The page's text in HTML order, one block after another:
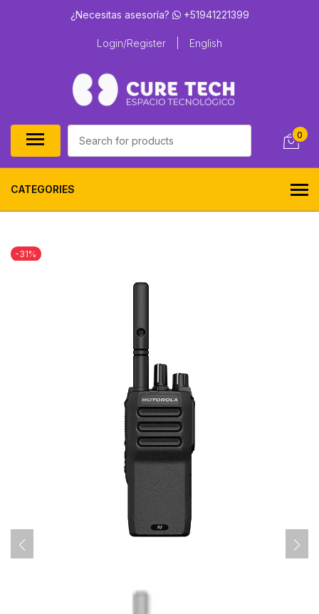
¿Necesitas asesoría? +51941221399
Login/Register English
0
CATEGORIES
-31%